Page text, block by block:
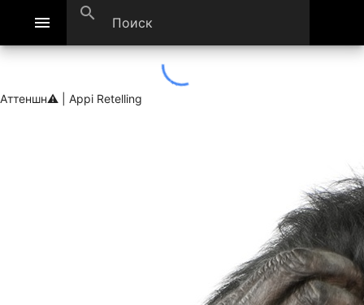
menu search
Аттеншн⚠ | Appi Retelling